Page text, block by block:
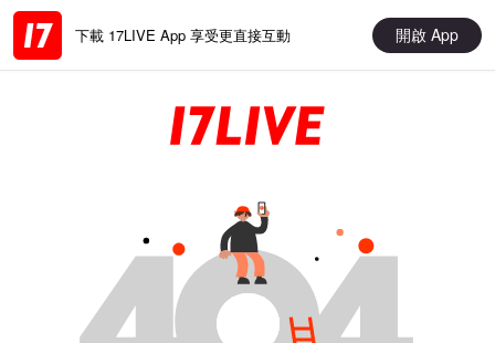
下載 17LIVE App 享受更直接互動 開啟 App